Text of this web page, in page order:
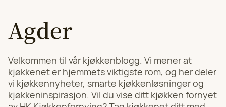
HK Kjøkkenfornying i Østfold
90 02 24 98
HK Kjøkkenfornying i Førde, Florø og Sogndal
Velg
Agder
Velkommen til vår kjøkkenblogg. Vi mener at
kjøkkenet er hjemmets viktigste rom, og her deler
vi kjøkkennyheter, smarte kjøkkenløsninger og
kjøkkeninspirasjon. Vil du vise ditt kjøkken fornyet